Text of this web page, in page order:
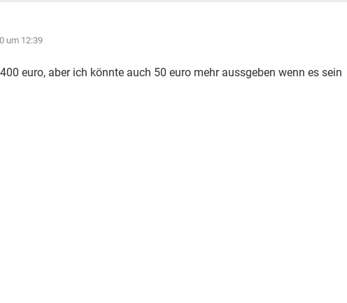
um 12:39
euro, aber ich könnte auch 50 euro mehr aussgeben wenn es sein